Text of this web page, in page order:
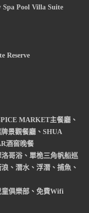
Pool Villa Suite
Reserve
MARKET主餐廳、
景觀餐廳、SHUA
酒窖晚餐
哥浴、單桅三角帆船巡
、潛水、浮潛、捕魚、
俱樂部、免費Wifi